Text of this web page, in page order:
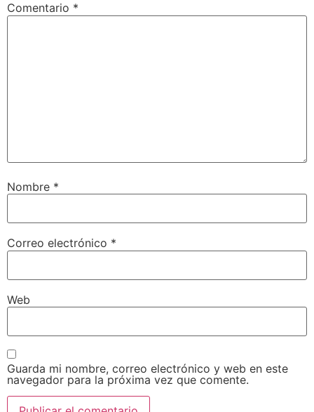
Comentario *
Nombre *
Correo electrónico *
Web
Guarda mi nombre, correo electrónico y web en este
navegador para la próxima vez que comente.